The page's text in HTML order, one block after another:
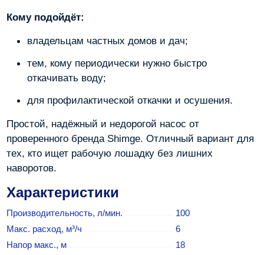
Кому подойдёт:
владельцам частных домов и дач;
тем, кому периодически нужно быстро
откачивать воду;
для профилактической откачки и осушения.
Простой, надёжный и недорогой насос от
проверенного бренда Shimge. Отличный вариант для
тех, кто ищет рабочую лошадку без лишних
наворотов.
Характеристики
Производительность, л/мин.
100
Макс. расход, м³/ч
6
Напор макс., м
18